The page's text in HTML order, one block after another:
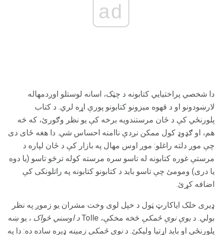
ad
دا شخصي پراختیایي کتابونه د چټک، اسانه لوستلو اوږدمهاله
لارښودونو او د قهوه میزونو کتابونو پورې اړه لري. د کتاب
پلورنځي کې د ځان مرستندویه برخه کې یو نظر وګورئ، که څه
هم، او ګډوډ کول ممکن نږدې ناامنه احساس شي. دا هغه ځای دی
چې موږ دلته راغلو: موږ اوس مهال په بازار کې د ځان لپاره د
مرستې غوره کتابونه له تاسو سره مرسته کوله ترڅو تاسو (یا دوه
یا دری) ومومئ چې تاسو باید د کتابونو کتابونه په راتلونکی کې
اضافه کړئ.
ډیری خلک ایاکارټ ټول د خپل لوی وخت مشران یو زموږ په نظر
بولي. د یوې نوې ځمکې څخه مخکې، Tolle د اوسني ځواک ، یو ښه
پلورنځي او باید اړتیا ولیکئ. دنوې ځمکې زمینه ډیره ساده ده: دا په